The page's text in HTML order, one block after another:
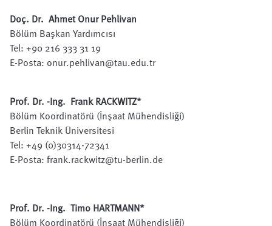
Doç. Dr. Ahmet Onur Pehlivan
Bölüm Başkan Yardımcısı
Tel: +90 216 333 31 19
E-Posta: onur.pehlivan@tau.edu.tr
Prof. Dr. -Ing. Frank RACKWITZ*
Bölüm Koordinatörü (İnşaat Mühendisliği)
Berlin Teknik Üniversitesi
Tel: +49 (0)30314-72341
E-Posta: frank.rackwitz@tu-berlin.de
Prof. Dr. -Ing. Timo HARTMANN*
Bölüm Koordinatörü (İnşaat Mühendisliği)